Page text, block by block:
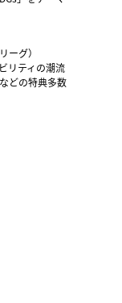
ーグ）
リティの潮流
どの特典多数